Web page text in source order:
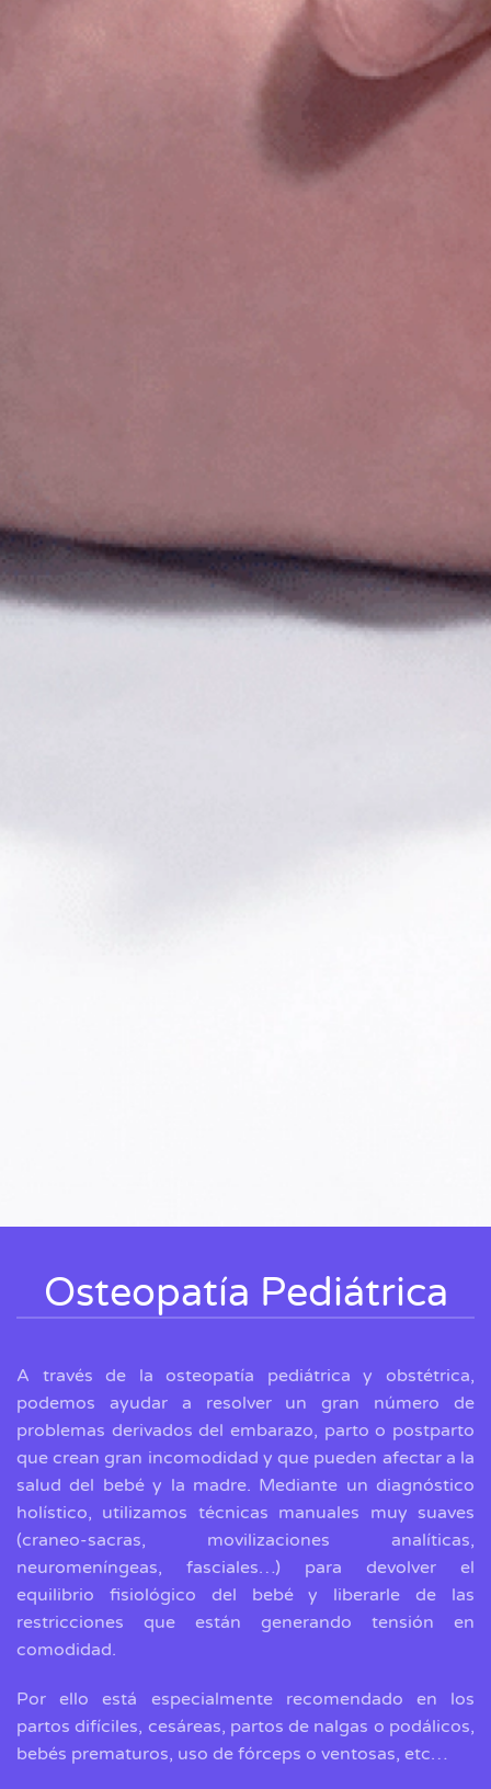
Osteopatía Pediátrica
A través de la osteopatía pediátrica y obstétrica,
podemos ayudar a resolver un gran número de
problemas derivados del embarazo, parto o postparto
que crean gran incomodidad y que pueden afectar a la
salud del bebé y la madre. Mediante un diagnóstico
holístico, utilizamos técnicas manuales muy suaves
(craneo-sacras, movilizaciones analíticas,
neuromeníngeas, fasciales…) para devolver el
equilibrio fisiológico del bebé y liberarle de las
restricciones que están generando tensión en
comodidad.
Por ello está especialmente recomendado en los
partos difíciles, cesáreas, partos de nalgas o podálicos,
bebés prematuros, uso de fórceps o ventosas, etc…